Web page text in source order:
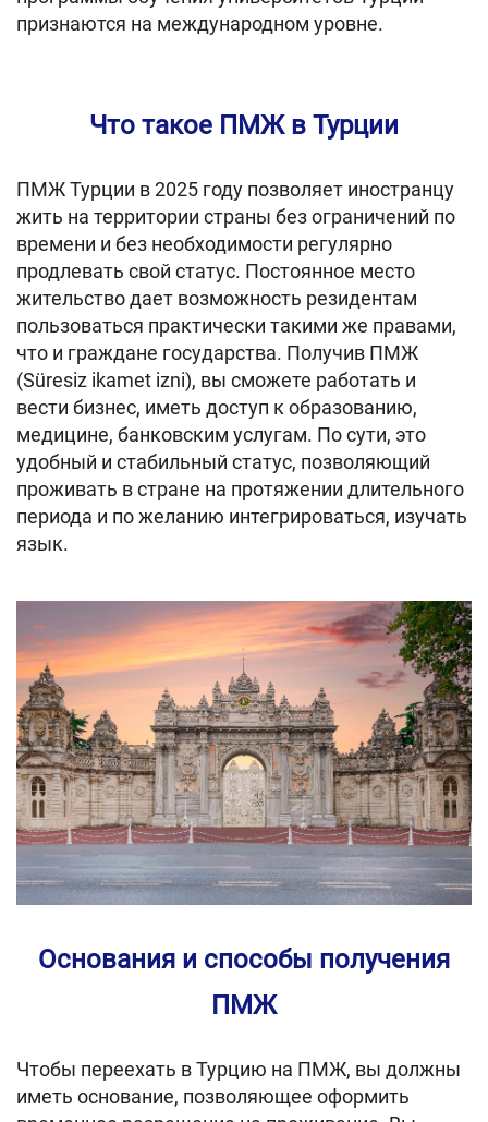
признаются на международном уровне.
Что такое ПМЖ в Турции
ПМЖ Турции в 2025 году позволяет иностранцу
жить на территории страны без ограничений по
времени и без необходимости регулярно
продлевать свой статус. Постоянное место
жительство дает возможность резидентам
пользоваться практически такими же правами,
что и граждане государства. Получив ПМЖ
(Süresiz ikamet izni), вы сможете работать и
вести бизнес, иметь доступ к образованию,
медицине, банковским услугам. По сути, это
удобный и стабильный статус, позволяющий
проживать в стране на протяжении длительного
периода и по желанию интегрироваться, изучать
язык.
Основания и способы получения
ПМЖ
Чтобы переехать в Турцию на ПМЖ, вы должны
иметь основание, позволяющее оформить